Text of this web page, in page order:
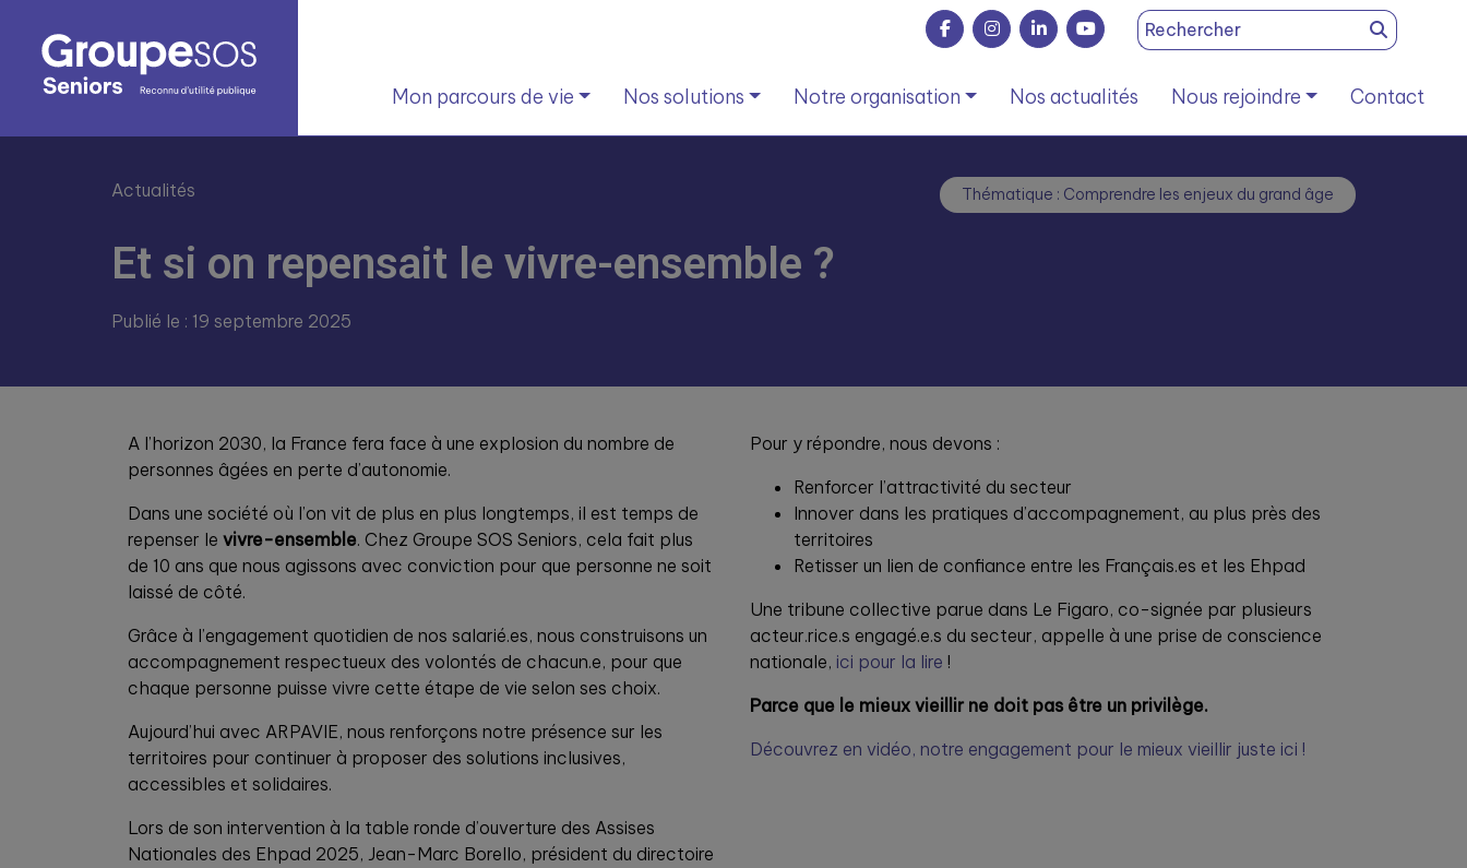
Search
for:
Mon parcours de vie Nos solutions Notre organisation Nos actualités Nous rejoindre Contact
Actualités Thématique : Comprendre les enjeux du grand âge
Et si on repensait le vivre-ensemble ?
Publié le : 19 septembre 2025
A l’horizon 2030, la France fera face à une explosion du nombre de
personnes âgées en perte d’autonomie.
Dans une société où l’on vit de plus en plus longtemps, il est temps de
repenser le vivre-ensemble. Chez Groupe SOS Seniors, cela fait plus
de 10 ans que nous agissons avec conviction pour que personne ne soit
laissé de côté.
Grâce à l’engagement quotidien de nos salarié.es, nous construisons un
accompagnement respectueux des volontés de chacun.e, pour que
chaque personne puisse vivre cette étape de vie selon ses choix.
Aujourd’hui avec ARPAVIE, nous renforçons notre présence sur les
territoires pour continuer à proposer des solutions inclusives,
accessibles et solidaires.
Lors de son intervention à la table ronde d’ouverture des Assises
Nationales des Ehpad 2025, Jean-Marc Borello, président du directoire
Pour y répondre, nous devons :
Renforcer l’attractivité du secteur
Innover dans les pratiques d’accompagnement, au plus près des
territoires
Retisser un lien de confiance entre les Français.es et les Ehpad
Une tribune collective parue dans Le Figaro, co-signée par plusieurs
acteur.rice.s engagé.e.s du secteur, appelle à une prise de conscience
nationale, ici pour la lire !
Parce que le mieux vieillir ne doit pas être un privilège.
Découvrez en vidéo, notre engagement pour le mieux vieillir juste ici !